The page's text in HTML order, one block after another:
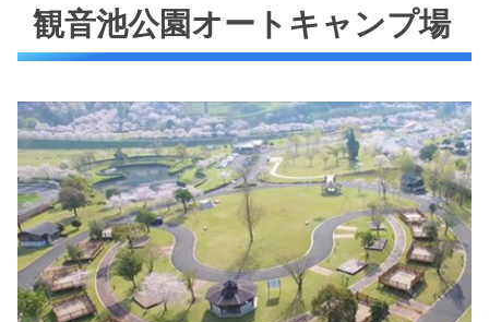
観音池公園オートキャンプ場